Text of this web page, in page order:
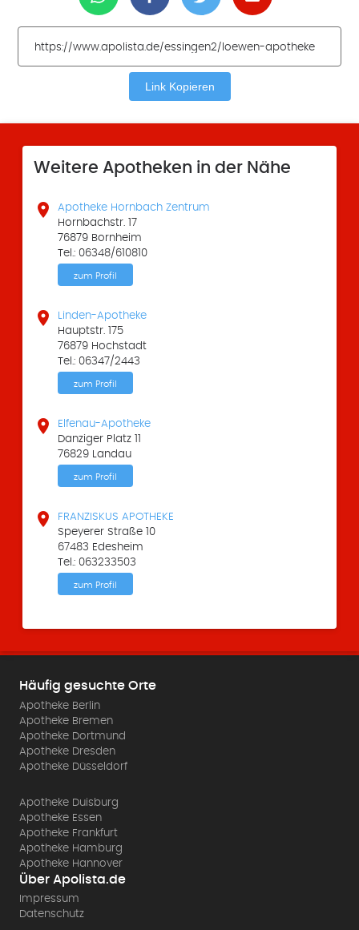
Link Kopieren
Weitere Apotheken in der Nähe

Apotheke Hornbach Zentrum
Hornbachstr. 17
76879 Bornheim
Tel.: 06348/610810
zum Profil

Linden-Apotheke
Hauptstr. 175
76879 Hochstadt
Tel.: 06347/2443
zum Profil

Elfenau-Apotheke
Danziger Platz 11
76829 Landau
zum Profil

FRANZISKUS APOTHEKE
Speyerer Straße 10
67483 Edesheim
Tel.: 063233503
zum Profil
Häufig gesuchte Orte
Apotheke Berlin
Apotheke Bremen
Apotheke Dortmund
Apotheke Dresden
Apotheke Düsseldorf
Apotheke Duisburg
Apotheke Essen
Apotheke Frankfurt
Apotheke Hamburg
Apotheke Hannover
Über Apolista.de
Impressum
Datenschutz